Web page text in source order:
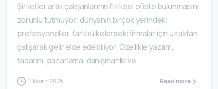
Şirketler artık çalışanlarının fiziksel ofiste bulunmasını
zorunlu tutmuyor; dünyanın birçok yerindeki
profesyoneller, farklı ülkelerdeki firmalar için uzaktan
çalışarak gelir elde edebiliyor. Özellikle yazılım,
tasarım, pazarlama, danışmanlık ve...
11 Kasım 2025 Read more